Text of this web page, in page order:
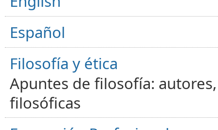
Español
Filosofía y ética
Apuntes de filosofía:
filosóficas